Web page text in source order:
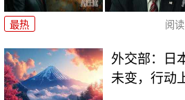
最热 阅读
外交部：日
未变，行动